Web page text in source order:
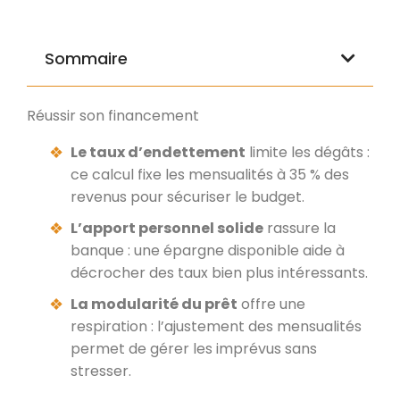
Sommaire
Réussir son financement
Le taux d’endettement limite les dégâts :
ce calcul fixe les mensualités à 35 % des
revenus pour sécuriser le budget.
L’apport personnel solide rassure la
banque : une épargne disponible aide à
décrocher des taux bien plus intéressants.
La modularité du prêt offre une
respiration : l’ajustement des mensualités
permet de gérer les imprévus sans
stresser.